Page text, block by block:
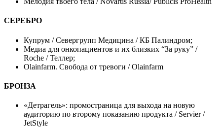
СЕРЕБРО
Купрум / Севергрупп Медицина / КБ Палиндром;
Медиа для онкопациентов и их близких “За руку” /
Roche / Теллер;
Olainfarm. Свобода от тревоги / Olainfarm
БРОНЗА
«Детрагель»: промостраница для выхода на новую
аудиторию по второму показанию продукта / Servier /
JetStyle